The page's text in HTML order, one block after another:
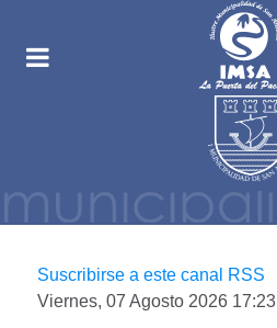
Suscribirse a este canal RSS
Viernes, 07 Agosto 2026 17:23